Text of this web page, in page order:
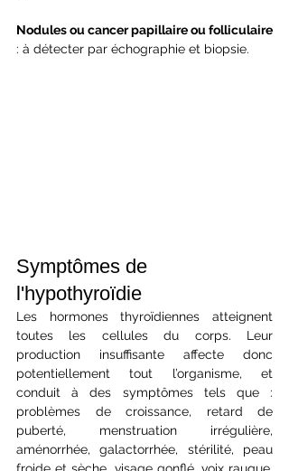
: à détecter par échographie et biopsie.
Symptômes de
l'hypothyroïdie
Les hormones thyroïdiennes atteignent
toutes les cellules du corps. Leur
production insuffisante affecte donc
potentiellement tout l’organisme, et
conduit à des symptômes tels que :
problèmes de croissance, retard de
puberté, menstruation irrégulière,
aménorrhée, galactorrhée, stérilité, peau
froide et sèche, visage gonflé, voix rauque,